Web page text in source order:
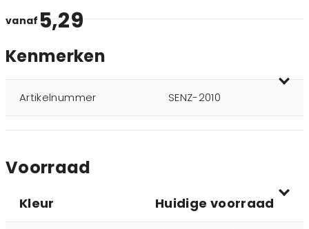
vanaf 5,29
Kenmerken
Artikelnummer SENZ-2010
Voorraad
Kleur Huidige voorraad